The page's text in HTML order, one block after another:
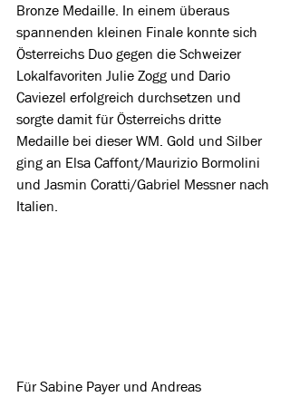
Bronze Medaille. In einem überaus
spannenden kleinen Finale konnte sich
Österreichs Duo gegen die Schweizer
Lokalfavoriten Julie Zogg und Dario
Caviezel erfolgreich durchsetzen und
sorgte damit für Österreichs dritte
Medaille bei dieser WM. Gold und Silber
ging an Elsa Caffont/Maurizio Bormolini
und Jasmin Coratti/Gabriel Messner nach
Italien.
Für Sabine Payer und Andreas